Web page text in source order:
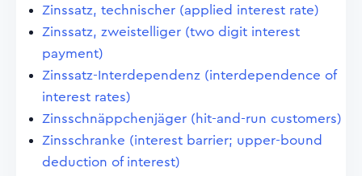
Zinssatz, technischer (applied interest rate)
Zinssatz, zweistelliger (two digit interest
payment)
Zinssatz-Interdependenz (interdependence of
interest rates)
Zinsschnäppchenjäger (hit-and-run customers)
Zinsschranke (interest barrier; upper-bound
deduction of interest)